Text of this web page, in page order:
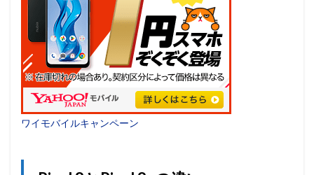
ワイモバイルキャンペーン